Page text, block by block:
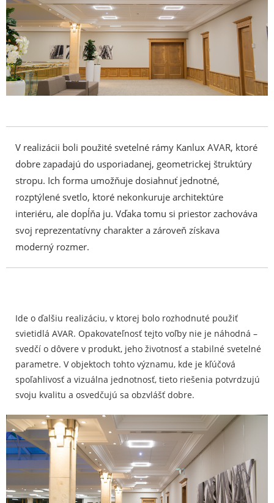
V realizácii boli použité svetelné rámy Kanlux AVAR, ktoré
dobre zapadajú do usporiadanej, geometrickej štruktúry
stropu. Ich forma umožňuje dosiahnuť jednotné,
rozptýlené svetlo, ktoré nekonkuruje architektúre
interiéru, ale dopĺňa ju. Vďaka tomu si priestor zachováva
svoj reprezentatívny charakter a zároveň získava
moderný rozmer.
Ide o ďalšiu realizáciu, v ktorej bolo rozhodnuté použiť
svietidlá AVAR. Opakovateľnosť tejto voľby nie je náhodná –
svedčí o dôvere v produkt, jeho životnosť a stabilné svetelné
parametre. V objektoch tohto významu, kde je kľúčová
spoľahlivosť a vizuálna jednotnosť, tieto riešenia potvrdzujú
svoju kvalitu a osvedčujú sa obzvlášť dobre.